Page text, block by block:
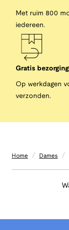
Met ruim 800
iedereen.
Gratis
Op werkdagen
verzonden.
Home / Dames /